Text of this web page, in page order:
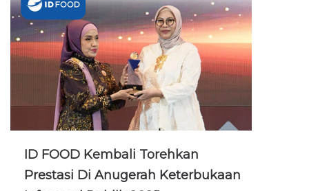
ID FOOD Kembali Torehkan
Prestasi Di Anugerah Keterbukaan